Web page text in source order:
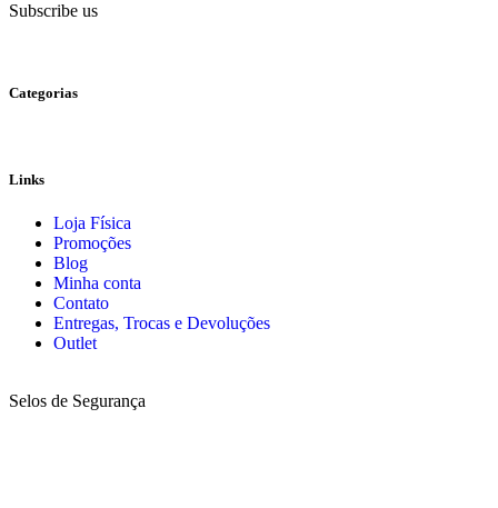
Subscribe us
Categorias
Links
Loja Física
Promoções
Blog
Minha conta
Contato
Entregas, Trocas e Devoluções
Outlet
Selos de Segurança